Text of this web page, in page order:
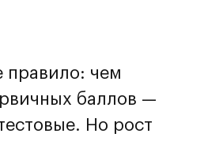
правило: чем
баллов —
Но рост